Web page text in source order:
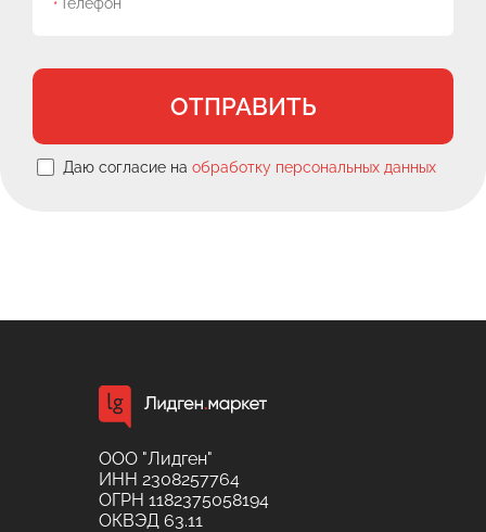
*
ОТПРАВИТЬ
Даю согласие на обработку персональных данных
ООО "Лидген"
ИНН 2308257764
ОГРН 1182375058194
ОКВЭД 63.11